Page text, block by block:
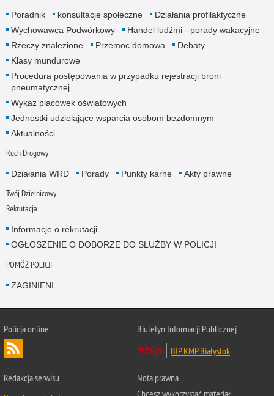
Poradnik konsultacje społeczne
Działania profilaktyczne
Wychowawca Podwórkowy
Handel ludźmi - porady wakacyjne
Rzeczy znalezione
Przemoc domowa
Debaty
Klasy mundurowe
Procedura postępowania w przypadku rejestracji broni
pneumatycznej
Wykaz placówek oświatowych
Jednostki udzielające wsparcia osobom bezdomnym
Aktualności
Ruch Drogowy
Działania WRD Porady Punkty karne Akty prawne
Twój Dzielnicowy
Rekrutacja
Informacje o rekrutacji
OGŁOSZENIE O DOBORZE DO SŁUŻBY W POLICJI
POMÓŻ POLICJI
ZAGINIENI
Policja online
Biuletyn Informacji Publicznej
BIP KMP Białystok
Redakcja serwisu
Nota prawna